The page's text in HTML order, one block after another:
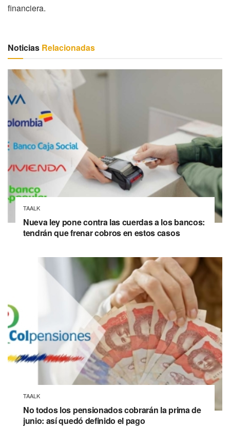
financiera.
Noticias Relacionadas
TAALK
Nueva ley pone contra las cuerdas a los bancos:
tendrán que frenar cobros en estos casos
TAALK
No todos los pensionados cobrarán la prima de
junio: así quedó definido el pago